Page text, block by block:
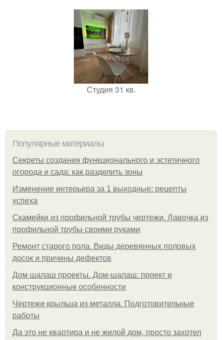
Студия 31 кв.
Популярные материалы
Секреты создания функционального и эстетичного
огорода и сада: как разделить зоны
Изменение интерьера за 1 выходные: рецепты
успеха
Скамейки из профильной трубы чертежи. Лавочка из
профильной трубы своими руками
Ремонт старого пола. Виды деревянных половых
досок и причины дефектов
Дом шалаш проекты. Дом-шалаш: проект и
конструкционные особенности
Чертежи крыльца из металла. Подготовительные
работы
Да это не квартира и не жилой дом, просто захотел